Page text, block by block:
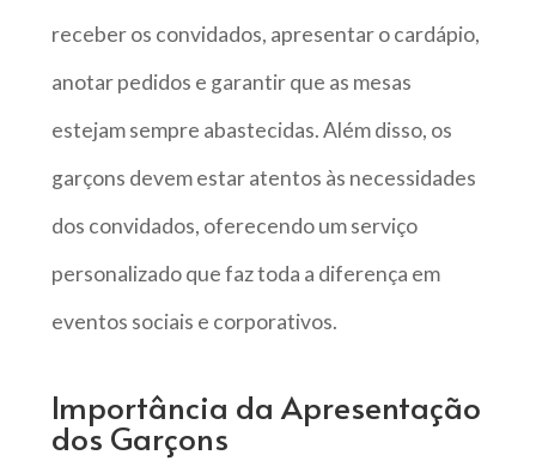
receber os convidados, apresentar o cardápio,
anotar pedidos e garantir que as mesas
estejam sempre abastecidas. Além disso, os
garçons devem estar atentos às necessidades
dos convidados, oferecendo um serviço
personalizado que faz toda a diferença em
eventos sociais e corporativos.
Importância da Apresentação
dos Garçons